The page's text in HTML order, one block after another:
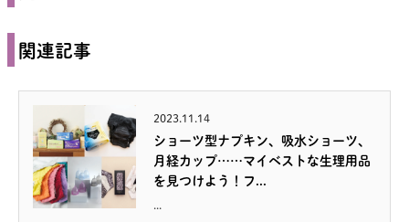
関連記事
2023.11.14
ショーツ型ナプキン、吸水ショーツ、
月経カップ……マイベストな生理用品
を見つけよう！フ...